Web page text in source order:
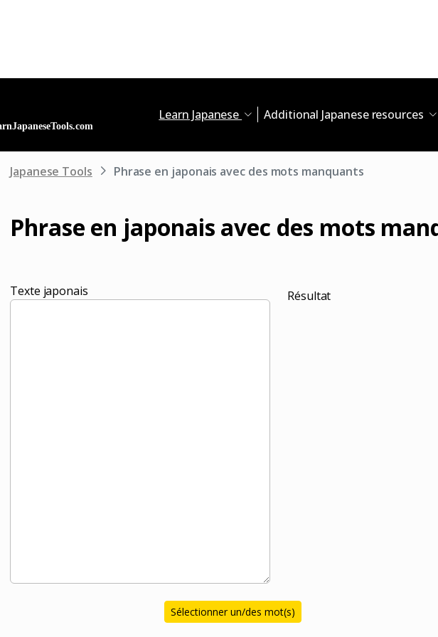
Learn Japanese Additional Japanese resources
Japanese Tools Phrase en japonais avec des mots manquants
Phrase en japonais avec des mots
Texte japonais Résultat
Sélectionner un/des mot(s)